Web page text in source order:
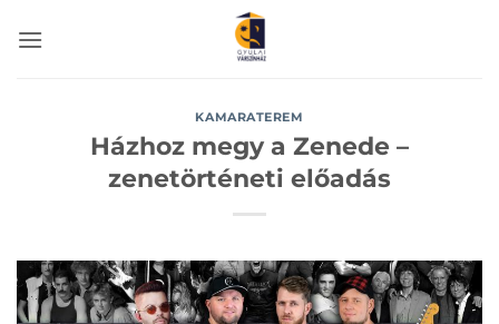
KAMARATEREM
Házhoz megy a Zenede –
zenetörténeti előadás